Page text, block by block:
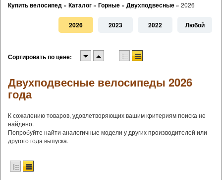
Купить велосипед » Каталог » Горные » Двухподвесные » 2026
2026 2023 2022 Любой
Сортировать по цене:
Двухподвесные велосипеды 2026
года
К сожалению товаров, удовлетворяющих вашим критериям поиска не
найдено.
Попробуйте найти аналогичные модели у других производителей или
другого года выпуска.